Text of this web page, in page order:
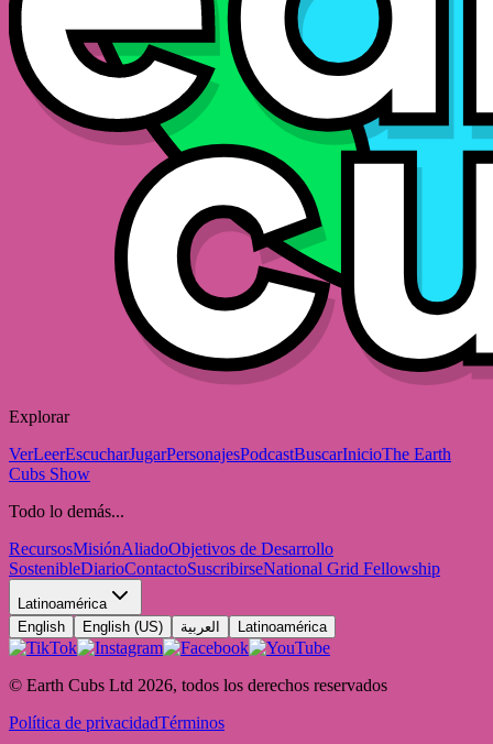
Explorar
VerLeerEscucharJugarPersonajesPodcastBuscarInicioThe Earth
Cubs Show
Todo lo demás...
RecursosMisiónAliadoObjetivos de Desarrollo
SostenibleDiarioContactoSuscribirseNational Grid Fellowship
Latinoamérica
English
English (US) العربية Latinoamérica
© Earth Cubs Ltd 2026, todos los derechos reservados
Política de privacidadTérminos